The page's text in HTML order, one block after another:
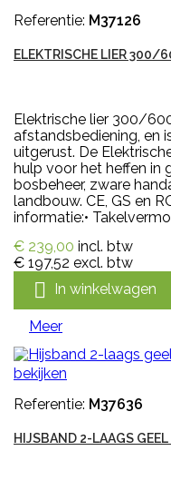
Referentie: M37126
ELEKTRISCHE LIER 300/
Elektrische lier 300/
afstandsbediening, en
uitgerust. De
hulp voor het heffen in
bosbeheer, zware
landbouw. CE, GS en
informatie:•
€ 239,00 incl. btw
€ 197,52 excl. btw
 In winkelwagen
Meer
bekijken
Referentie: M37636
HIJSBAND 2-LAAGS